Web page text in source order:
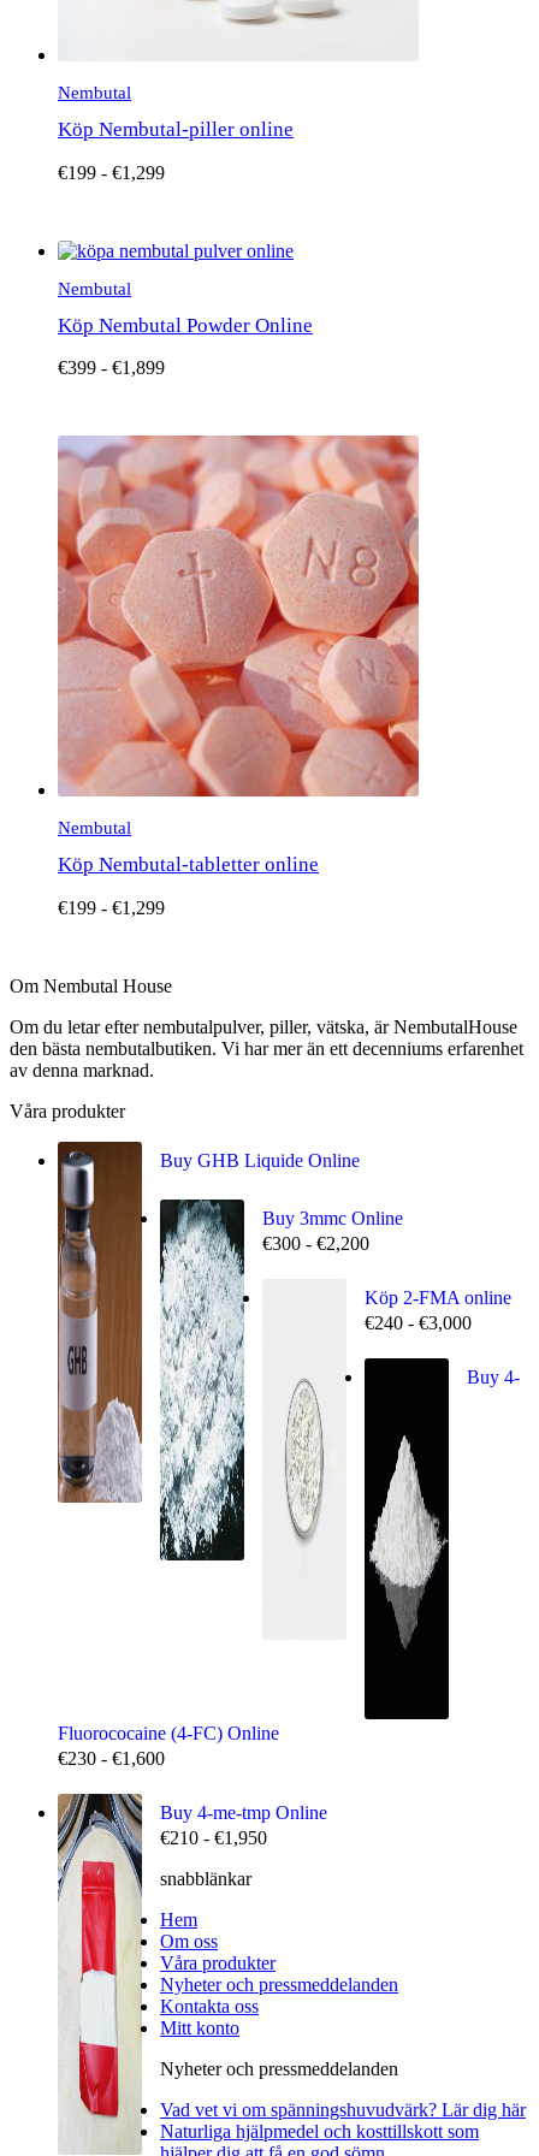
Nembutal
Köp Nembutal-piller online
€199 - €1,299
Den
flera
kan
väljas
på
produktsidan
Nembutal
Köp Nembutal Powder Online
€399 - €1,899
Den
här
flera
De
väljas
på
Nembutal
Köp Nembutal-tabletter online
€199 - €1,299
Om Nembutal House
Om du letar efter nembutalpulver, piller, vätska, är NembutalHouse
den bästa nembutalbutiken. Vi har mer än ett decenniums erfarenhet
av denna marknad.
Våra produkter
Buy GHB Liquide Online
Buy 3mmc Online
€300 - €2,200
Köp 2-FMA online
€240 - €3,000
Buy 4-
Fluorococaine (4-FC) Online
€230 - €1,600
Buy 4-me-tmp Online
€210 - €1,950
snabblänkar
Hem
Om oss
Våra produkter
Nyheter och pressmeddelanden
Kontakta oss
Mitt konto
Nyheter och pressmeddelanden
Vad vet vi om spänningshuvudvärk? Lär dig här
Naturliga hjälpmedel och kosttillskott som